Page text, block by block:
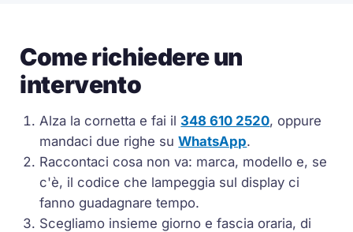
Come richiedere un
intervento
Alza la cornetta e fai il 348 610 2520, oppure
mandaci due righe suWhatsApp.
Raccontaci cosa non va: marca, modello e, se
c'è, il codice che lampeggia sul display ci
fanno guadagnare tempo.
Scegliamo insieme giorno e fascia oraria, di